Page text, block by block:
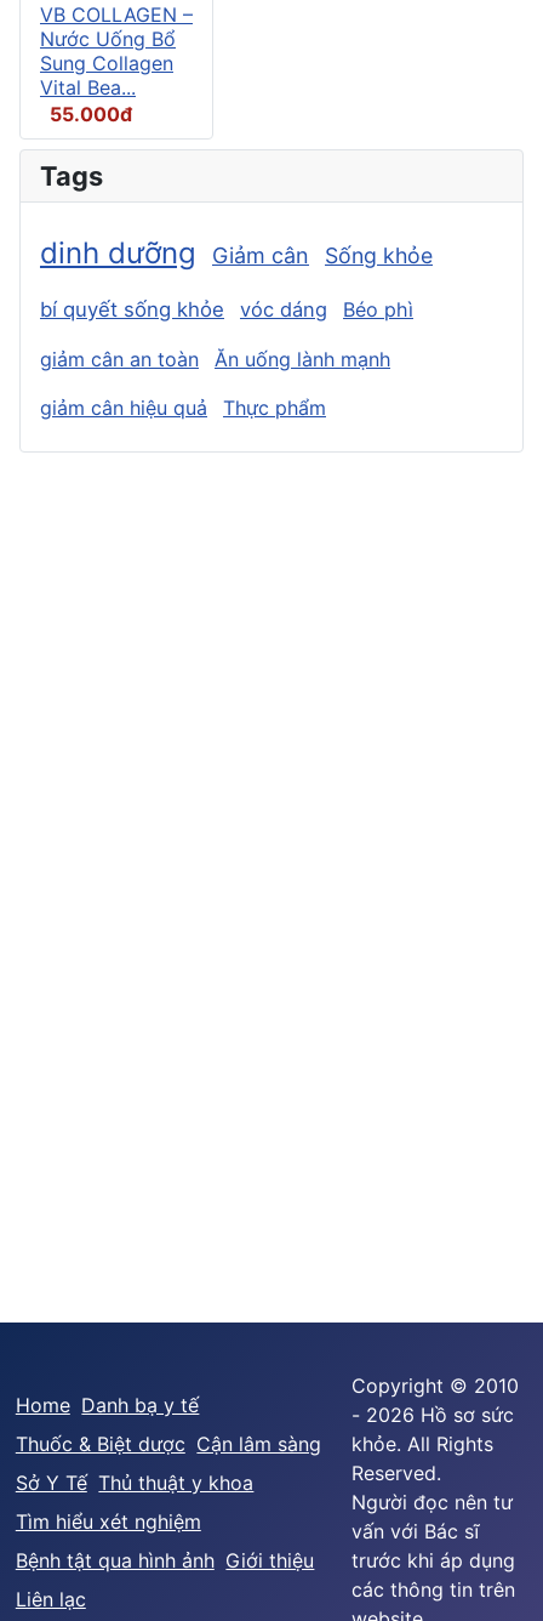
VB COLLAGEN –
Nước Uống Bổ
Sung Collagen
Vital Bea...
55.000đ
Tags
dinh dưỡng Giảm cân Sống khỏe
bí quyết sống khỏe vóc dáng Béo phì
giảm cân an toàn
Ăn uống lành mạnh
giảm cân hiệu quả
Thực phẩm
Home Danh bạ y tế
Thuốc & Biệt dược Cận lâm sàng
Sở Y Tế Thủ thuật y khoa
Tìm hiểu xét nghiệm
Bệnh tật qua hình ảnh Giới thiệu
Liên lạc
Copyright © 2010
- 2026 Hồ sơ sức
khỏe. All Rights
Reserved.
Người đọc nên tư
vấn với Bác sĩ
trước khi áp dụng
các thông tin trên